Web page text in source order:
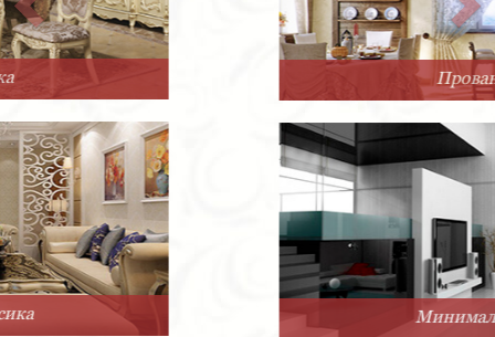
Минимализм